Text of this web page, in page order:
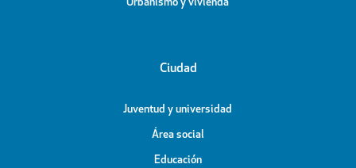
Urbanismo y vivienda
Ciudad
Juventud y universidad
Área social
Educación